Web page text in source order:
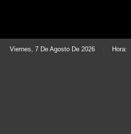
Viernes, 7 De Agosto De 2026 Hora: